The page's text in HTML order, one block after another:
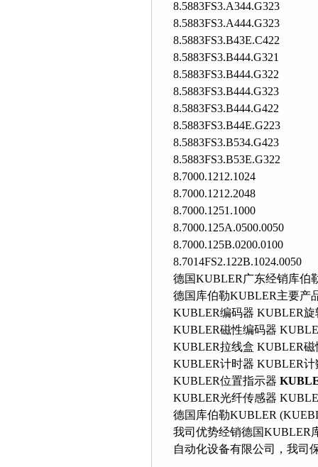
8.5883FS3.A344.G323
8.5883FS3.A444.G323
8.5883FS3.B43E.C422
8.5883FS3.B444.G321
8.5883FS3.B444.G322
8.5883FS3.B444.G323
8.5883FS3.B444.G422
8.5883FS3.B44E.G223
8.5883FS3.B534.G423
8.5883FS3.B53E.G322
8.7000.1212.1024
8.7000.1212.2048
8.7000.1251.1000
8.7000.125A.0500.0050
8.7000.125B.0200.0100
8.7014FS2.122B.1024.0050
德国KUBLER广东经销库伯
德国库伯勒KUBLER主要产品
KUBLER编码器 KUBLER
KUBLER磁性编码器
KUBLER拉线盒 KUBLER
KUBLER计时器 KUBLER
KUBLER位置指示器
KUBLER光纤传感器
德国库伯勒KUBLER
我司优势经销德国KUBLER库
自动化设备有限公司，我司